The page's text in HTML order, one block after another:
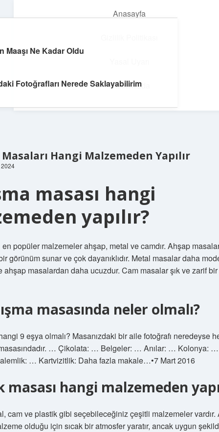
Anasayfa
Hakkımızda
Masaları Hangi Malzemeden Yapılır
2024
masası hangi
yapılır?
popüler malzemeler ahşap, metal ve camdır. Ahşap
görünüm sunar ve çok dayanıklıdır. Metal masalar daha
ahşap masalardan daha ucuzdur. Cam masalar şık ve zarif
masasında neler olmalı?
9 eşya olmalı? Masanızdaki bir aile fotoğrafı neredeyse
masasındadır. … Çikolata: … Belgeler: … Anılar: … Kolonya:
… Kartvizitlik: Daha fazla makale…•7 Mart 2016
masası hangi malzemeden
cam ve plastik gibi seçebileceğiniz çeşitli malzemeler vardır.
olduğu için sıcak bir atmosfer yaratır, ancak uygun
Maaşı Ne Kadar Oldu
Fotoğrafları Nerede Saklayabilirim